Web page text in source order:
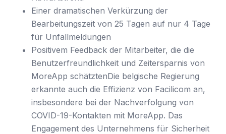
Einer dramatischen Verkürzung der
Bearbeitungszeit von 25 Tagen auf nur 4 Tage
für Unfallmeldungen
Positivem Feedback der Mitarbeiter, die die
Benutzerfreundlichkeit und Zeitersparnis von
MoreApp schätztenDie belgische Regierung
erkannte auch die Effizienz von Facilicom an,
insbesondere bei der Nachverfolgung von
COVID-19-Kontakten mit MoreApp. Das
Engagement des Unternehmens für Sicherheit